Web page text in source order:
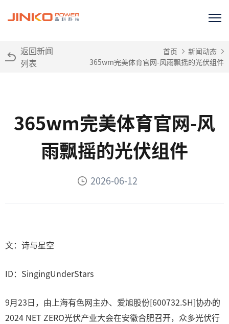
返回新闻
列表
首页
新闻动态
365wm完美体育官网-风雨飘摇的光伏组件
365wm完美体育官网-风
雨飘摇的光伏组件
2026-06-12
文：诗与星空
ID：SingingUnderStars
9月23日，由上海有色网主办、爱旭股份[600732.SH]协办的
2024 NET ZERO光伏产业大会在安徽合肥召开，众多光伏行